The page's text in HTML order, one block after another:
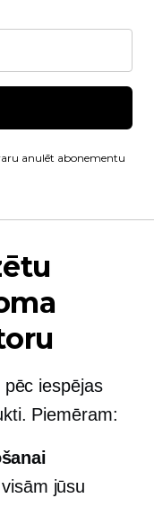
anulēt abonementu
iespējas
Piemēram:
jūsu